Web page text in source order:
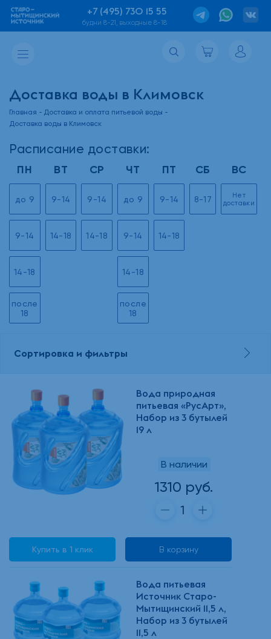
+7 (495) 730 15 55
будни 8-21, выходные 8-18
Доставка воды в Климовск
Главная
Доставка и оплата питьевой воды
Доставка воды в Климовск
Расписание доставки:
ПН
до 9
9-14
14-18
после
18
ВТ
9-14
14-18
СР
9-14
14-18
ЧТ
до 9
9-14
14-18
после
18
ПТ
9-14
14-18
СБ
8-17
ВС
Нет
доставки
Сортировка и фильтры
Вода природная
питьевая «РусАрт»,
Набор из 3 бутылей
19 л
В наличии
1310 руб.
Купить в 1 клик В корзину
Вода питьевая
Источник Старо-
Мытищинский 11,5 л,
Набор из 3 бутылей
11,5 л